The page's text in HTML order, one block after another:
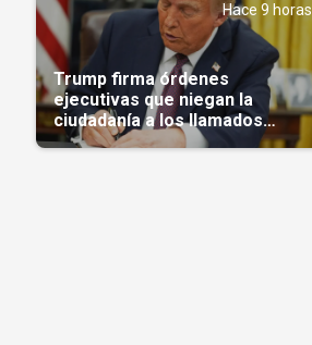
Hace 9 horas
Trump firma órdenes
ejecutivas que niegan la
ciudadanía a los llamados
'turistas de nacimiento'